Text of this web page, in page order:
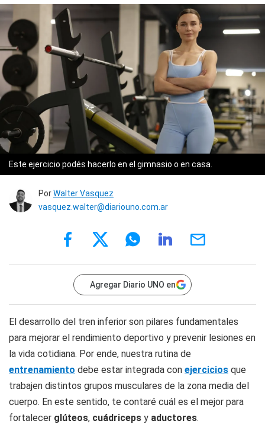
Este ejercicio podés hacerlo en el gimnasio o en casa.
PorWalter Vasquez
vasquez.walter@diariouno.com.ar
Agregar Diario UNO en
El desarrollo del tren inferior son pilares fundamentales
para mejorar el rendimiento deportivo y prevenir lesiones en
la vida cotidiana. Por ende, nuestra rutina de
entrenamiento debe estar integrada con ejercicios que
trabajen distintos grupos musculares de la zona media del
cuerpo. En este sentido, te contaré cuál es el mejor para
fortalecer glúteos, cuádriceps y aductores.